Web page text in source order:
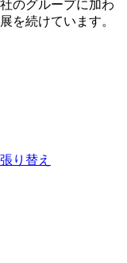
のグループに加わ
を続けています。
り替え